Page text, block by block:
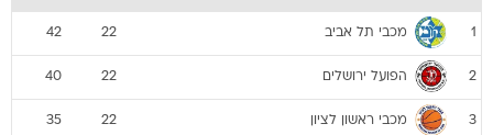
1 מכבי תל אביב 22
42
2 הפועל ירושלים 22
40
3 מכבי ראשון לציון 22
35